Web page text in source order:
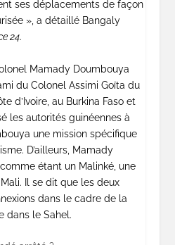
ses déplacements de façon
», a détaillé Bangaly
24.
Mamady Doumbouya
du Colonel Assimi Goïta du
d’Ivoire, au Burkina Faso et
les autorités guinéennes à
une mission spécifique
D’ailleurs, Mamady
étant un Malinké, une
Il se dit que les deux
dans le cadre de la
dans le Sahel.